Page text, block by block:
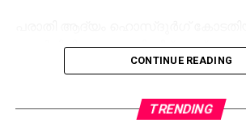
സമര്‍പ്പിച്ചിരുന്നതും പിന്നീട്
ബേക്കല്‍ പൊലീസിന്
രവീന്ദ്രന്റെ നേതൃത്വത്തിലാണ്
CONTINUE READING
TRENDING